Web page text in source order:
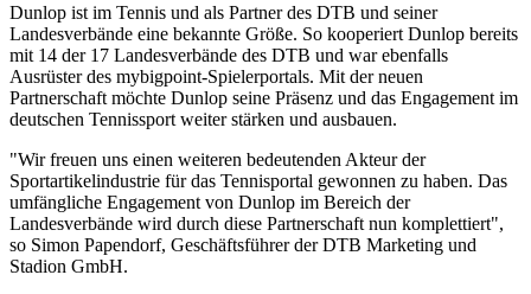
Dunlop ist im Tennis und als Partner des DTB und seiner
Landesverbände eine bekannte Größe. So kooperiert Dunlop bereits
mit 14 der 17 Landesverbände des DTB und war ebenfalls
Ausrüster des mybigpoint-Spielerportals. Mit der neuen
Partnerschaft möchte Dunlop seine Präsenz und das Engagement im
deutschen Tennissport weiter stärken und ausbauen.
"Wir freuen uns einen weiteren bedeutenden Akteur der
Sportartikelindustrie für das Tennisportal gewonnen zu haben. Das
umfängliche Engagement von Dunlop im Bereich der
Landesverbände wird durch diese Partnerschaft nun komplettiert",
so Simon Papendorf, Geschäftsführer der DTB Marketing und
Stadion GmbH.